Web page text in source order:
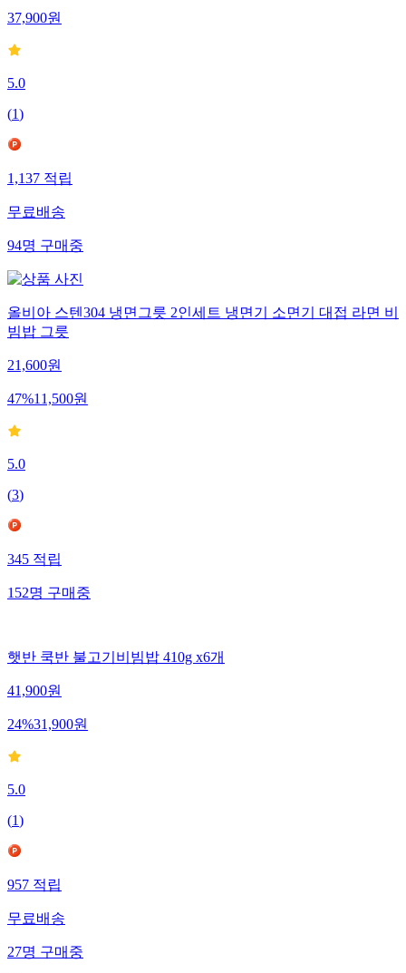
37,900원
5.0
(1)
1,137적립
무료배송
94명구매중
올비아 스텐304 냉면그릇 2인세트 냉면기 소면기 대접 라면 비
빔밥 그릇
21,600원
47%11,500원
5.0
(3)
345적립
152명구매중
햇반 쿡반 불고기비빔밥 410g x6개
41,900원
24%31,900원
5.0
(1)
957적립
무료배송
27명구매중